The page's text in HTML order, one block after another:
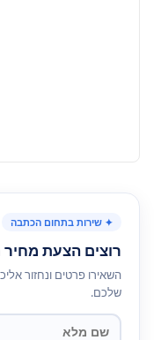
✦ שירות בתחום הכתבה
רוצים הצעת
השאירו פרטים ונחזור
שלכם.